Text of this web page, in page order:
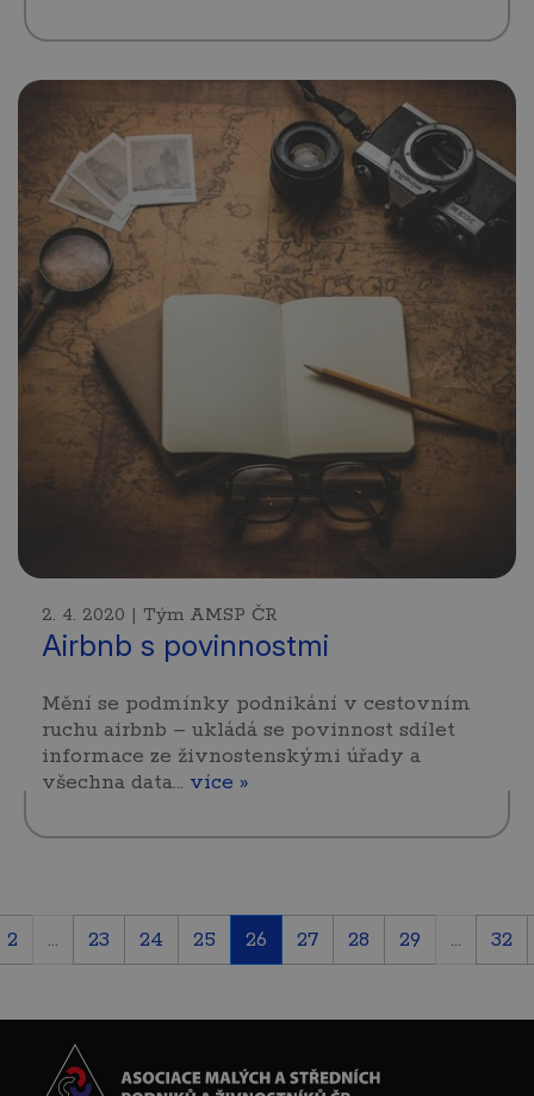
2. 4. 2020 | Tým AMSP ČR
Airbnb s povinnostmi
Mění se podmínky podnikání v cestovním
ruchu airbnb – ukládá se povinnost sdílet
informace ze živnostenskými úřady a
všechna data… více »
2 ... 23 24 25 26 27 28 29 ... 32